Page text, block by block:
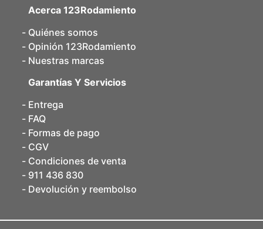
Acerca 123Rodamiento
Quiénes somos
Opinión 123Rodamiento
Nuestras marcas
Garantías Y Servicios
Entrega
FAQ
Formas de pago
CGV
Condiciones de venta
911 436 830
Devolución y reembolso